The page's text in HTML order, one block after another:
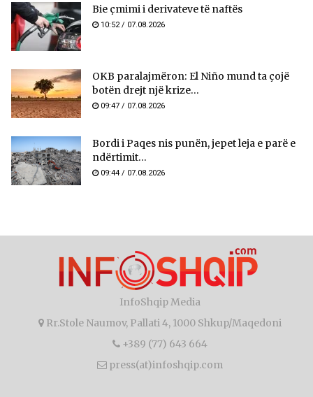
Bie çmimi i derivateve të naftës
10:52 / 07.08.2026
OKB paralajmëron: El Niño mund ta çojë
botën drejt një krize...
09:47 / 07.08.2026
Bordi i Paqes nis punën, jepet leja e parë e
ndërtimit...
09:44 / 07.08.2026
InfoShqip Media
Rr.Stole Naumov, Pallati 4, 1000 Shkup/Maqedoni
+389 (77) 643 664
press(at)infoshqip.com